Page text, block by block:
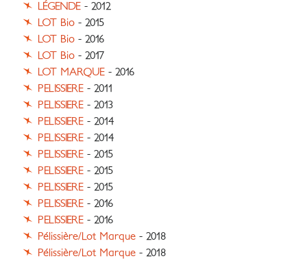
LÉGENDE - 2012
LOT Bio - 2015
LOT Bio - 2016
LOT Bio - 2017
LOT MARQUE - 2016
PELISSIERE - 2011
PELISSIERE - 2013
PELISSIERE - 2014
PELISSIERE - 2014
PELISSIERE - 2015
PELISSIERE - 2015
PELISSIERE - 2015
PELISSIERE - 2016
PELISSIERE - 2016
Pélissière/Lot Marque - 2018
Pélissière/Lot Marque - 2018